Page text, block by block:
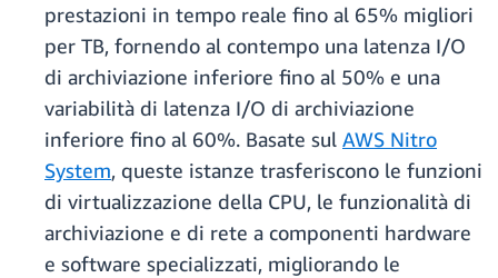
prestazioni in tempo reale fino al 65% migliori
per TB, fornendo al contempo una latenza I/O
di archiviazione inferiore fino al 50% e una
variabilità di latenza I/O di archiviazione
inferiore fino al 60%. Basate sul AWS Nitro
System, queste istanze trasferiscono le funzioni
di virtualizzazione della CPU, le funzionalità di
archiviazione e di rete a componenti hardware
e software specializzati, migliorando le